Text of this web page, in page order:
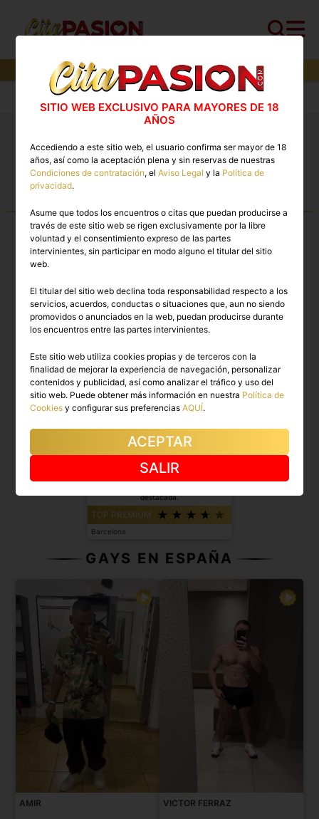
perfiles,59perfiles verificados y10con video
Cita PASION.COM
>Gays
Chaperos España: escorts gay y gigolós ahora
mejor que telechapero
ESPAÑA
destacada.
TOP PREMIUM
Barcelona
GAYS EN ESPAÑA
AMIR VICTOR FERRAZ
SITIO WEB EXCLUSIVO PARA MAYORES DE 18
AÑOS
Accediendo a este sitio web, el usuario confirma ser mayor de 18
años, así como la aceptación plena y sin reservas de nuestras
Condiciones de contratación, elAviso Legal y la Política de
privacidad.
Asume que todos los encuentros o citas que puedan producirse a
través de este sitio web se rigen exclusivamente por la libre
voluntad y el consentimiento expreso de las partes
intervinientes, sin participar en modo alguno el titular del sitio
web.
El titular del sitio web declina toda responsabilidad respecto a los
servicios, acuerdos, conductas o situaciones que, aun no siendo
promovidos o anunciados en la web, puedan producirse durante
los encuentros entre las partes intervinientes.
Este sitio web utiliza cookies propias y de terceros con la
finalidad de mejorar la experiencia de navegación, personalizar
contenidos y publicidad, así como analizar el tráfico y uso del
sitio web. Puede obtener más información en nuestra Política de
Cookies y configurar sus preferenciasAQUÍ.
ACEPTAR
SALIR